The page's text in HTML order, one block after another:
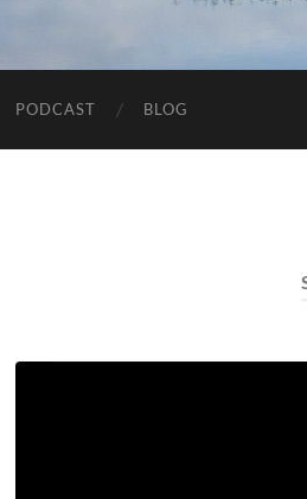
PODCAST BLOG